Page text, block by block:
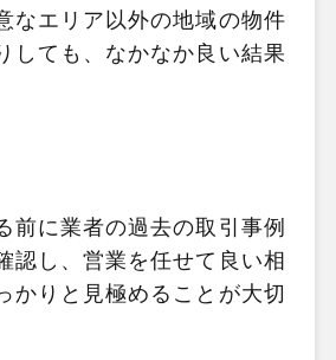
なエリア以外の地域の物件
しても、なかなか良い結果
前に業者の過去の取引事例
認し、営業を任せて良い相
かりと見極めることが大切